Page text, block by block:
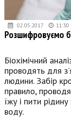
02.05.2017 11:30
Розшифровуємо
Біохімічний
проводять для
людини. Забір
правило,
їжу і пити
воду.